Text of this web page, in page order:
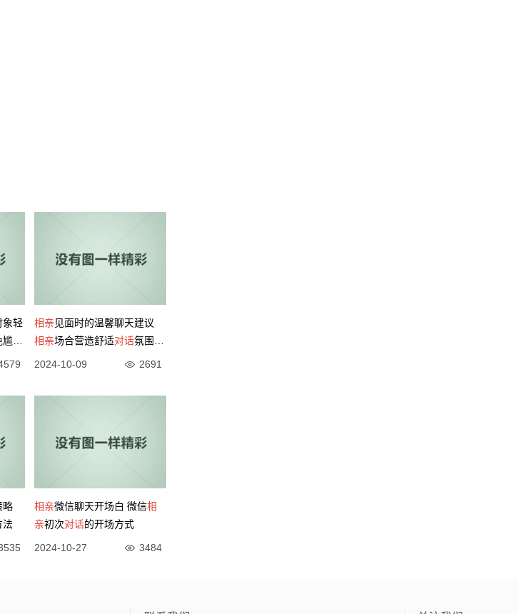
象轻
尬
相亲见面时的温馨聊天建议
相亲场合营造舒适对话氛围的
技巧
2024-10-09 2691
略
法
相亲微信聊天开场白 微信相
亲初次对话的开场方式
2024-10-27 3484